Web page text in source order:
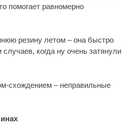
помогает равномерно
резину летом – она быстро
случаев, когда ну очень затянули
схождением – неправильные